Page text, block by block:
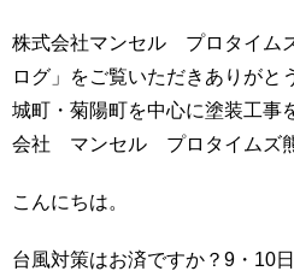
株式会社マンセル プロタイム
ログ」をご覧いただきありがと
城町・菊陽町を中心に塗装工
会社 マンセル プロタイムズ熊
こんにちは。
台風対策はお済ですか？9・10